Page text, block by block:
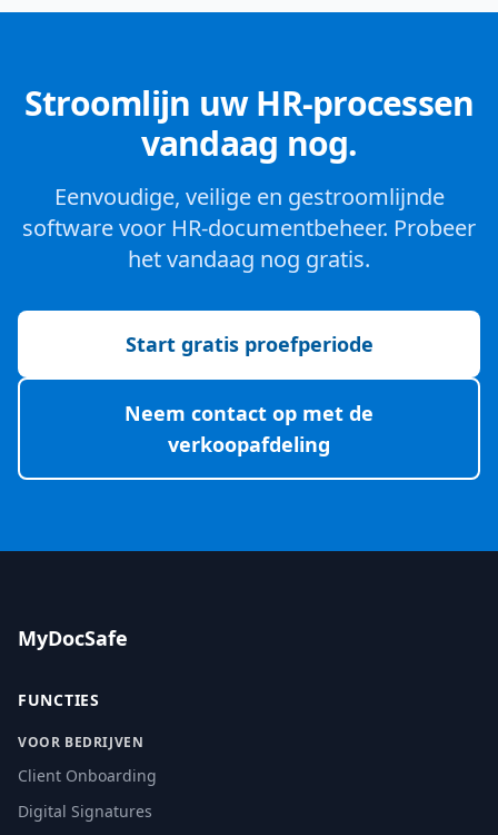
Stroomlijn uw HR-processen
vandaag nog.
Eenvoudige, veilige en gestroomlijnde
software voor HR-documentbeheer. Probeer
het vandaag nog gratis.
Start gratis proefperiode
Neem contact op met de
verkoopafdeling
MyDocSafe
FUNCTIES
VOOR BEDRIJVEN
Client Onboarding
Digital Signatures